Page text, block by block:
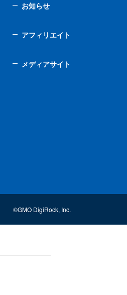
お知らせ
アフィリエイト
メディアサイト
©GMO DigiRock, Inc.